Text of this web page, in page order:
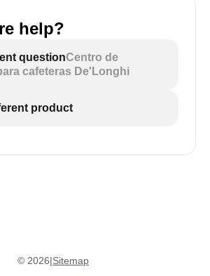
help?
questionCentro de
cafeteras De'Longhi
product
© 2026|Sitemap